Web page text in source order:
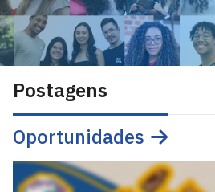
Postagens
Oportunidades